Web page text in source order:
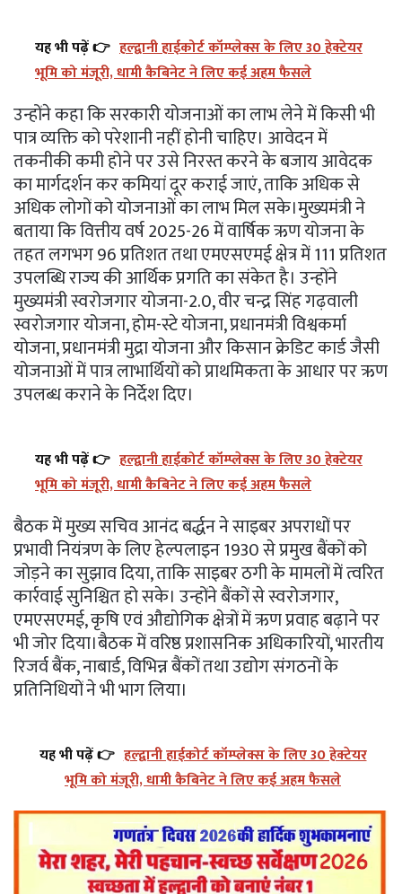
यह भी पढ़ें 👉 हल्द्वानी हाईकोर्ट कॉम्प्लेक्स के लिए 30 हेक्टेयर
भूमि को मंजूरी, धामी कैबिनेट ने लिए कई अहम फैसले
उन्होंने कहा कि सरकारी योजनाओं का लाभ लेने में किसी भी
पात्र व्यक्ति को परेशानी नहीं होनी चाहिए। आवेदन में
तकनीकी कमी होने पर उसे निरस्त करने के बजाय आवेदक
का मार्गदर्शन कर कमियां दूर कराई जाएं, ताकि अधिक से
अधिक लोगों को योजनाओं का लाभ मिल सके।मुख्यमंत्री ने
बताया कि वित्तीय वर्ष 2025-26 में वार्षिक ऋण योजना के
तहत लगभग 96 प्रतिशत तथा एमएसएमई क्षेत्र में 111 प्रतिशत
उपलब्धि राज्य की आर्थिक प्रगति का संकेत है। उन्होंने
मुख्यमंत्री स्वरोजगार योजना-2.0, वीर चन्द्र सिंह गढ़वाली
स्वरोजगार योजना, होम-स्टे योजना, प्रधानमंत्री विश्वकर्मा
योजना, प्रधानमंत्री मुद्रा योजना और किसान क्रेडिट कार्ड जैसी
योजनाओं में पात्र लाभार्थियों को प्राथमिकता के आधार पर ऋण
उपलब्ध कराने के निर्देश दिए।
यह भी पढ़ें 👉 हल्द्वानी हाईकोर्ट कॉम्प्लेक्स के लिए 30 हेक्टेयर
भूमि को मंजूरी, धामी कैबिनेट ने लिए कई अहम फैसले
बैठक में मुख्य सचिव आनंद बर्द्धन ने साइबर अपराधों पर
प्रभावी नियंत्रण के लिए हेल्पलाइन 1930 से प्रमुख बैंकों को
जोड़ने का सुझाव दिया, ताकि साइबर ठगी के मामलों में त्वरित
कार्रवाई सुनिश्चित हो सके। उन्होंने बैंकों से स्वरोजगार,
एमएसएमई, कृषि एवं औद्योगिक क्षेत्रों में ऋण प्रवाह बढ़ाने पर
भी जोर दिया।बैठक में वरिष्ठ प्रशासनिक अधिकारियों, भारतीय
रिजर्व बैंक, नाबार्ड, विभिन्न बैंकों तथा उद्योग संगठनों के
प्रतिनिधियों ने भी भाग लिया।
यह भी पढ़ें 👉 हल्द्वानी हाईकोर्ट कॉम्प्लेक्स के लिए 30 हेक्टेयर
भूमि को मंजूरी, धामी कैबिनेट ने लिए कई अहम फैसले